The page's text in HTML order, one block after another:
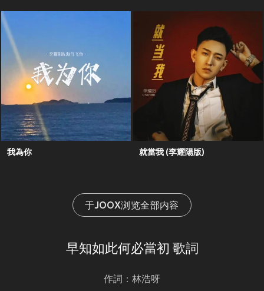
我為你 就當我 (李耀陽版)
于JOOX浏览全部内容
早知如此何必當初 歌詞
作詞：林浩呀